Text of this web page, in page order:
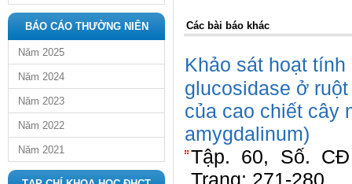
BÁO CÁO THƯỜNG NIÊN
Năm 2025
Năm 2024
Năm 2023
Năm 2022
Năm 2021
Các bài báo khác
Khảo sát hoạt
glucosidase ở
của cao chiết cây
amygdalinum)
Tập. 60, Số.
Trang: 271-280